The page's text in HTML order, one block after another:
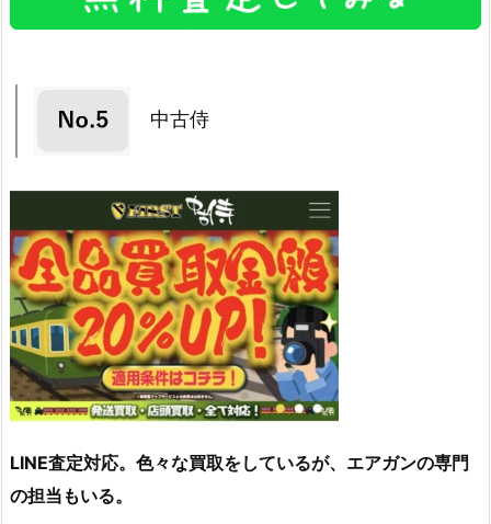
中古侍
LINE査定対応。色々な買取をしているが、エアガンの専門
の担当もいる。